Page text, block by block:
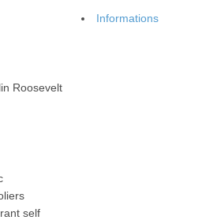
Informations
Roosevelt
self